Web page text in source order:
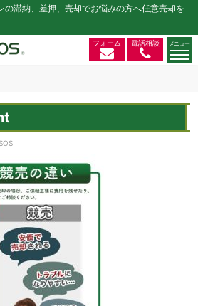
の滞納、差押、売却でお悩みの方へ任意売却を
フォーム 電話相談